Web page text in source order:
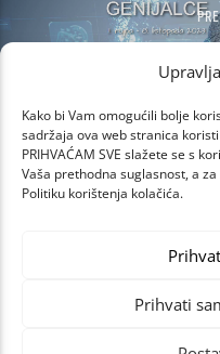
Kako bi Vam omogućili bolje
sadržaja ova web stranica
PRIHVAĆAM SVE slažete se s
Vaša prethodna suglasnost, a
Politiku korištenja kolačića.
Prihvati
I OVE
RAČUNALA